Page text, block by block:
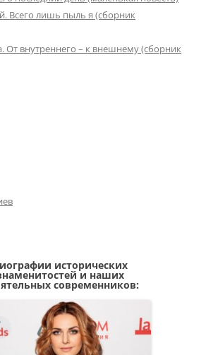
Всего лишь пыль я (сборник
внутреннего – к внешнему (сборник
исторических
и наших
современников: